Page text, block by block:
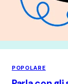
POPOLARE